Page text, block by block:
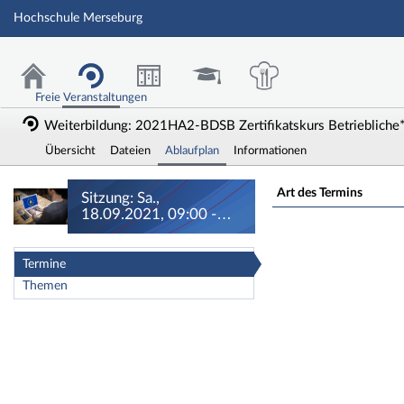
Hochschule Merseburg
Freie Veranstaltungen
Weiterbildung: 2021HA2-BDSB Zertifikatskurs
Übersicht Dateien Ablaufplan Informationen
Sitzung: Sa.,
18.09.2021, 09:00 -
16:00 Uhr
Termine
Themen
Sitzung: Sa.,
Art des Termins